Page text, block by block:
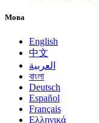
Мова
English
中文
العربية
বাংলা
Deutsch
Español
Français
Ελληνικά